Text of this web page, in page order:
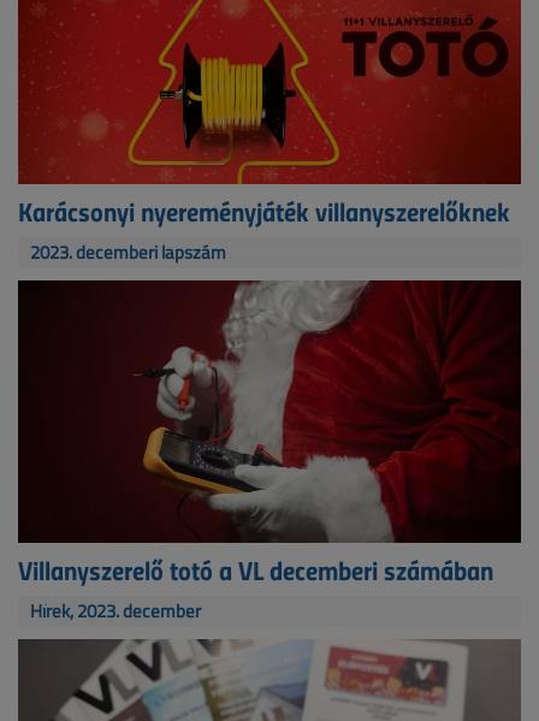
Karácsonyi nyereményjáték villanyszerelőknek
2023. decemberi lapszám
Villanyszerelő totó a VL decemberi számában
Hírek, 2023. december